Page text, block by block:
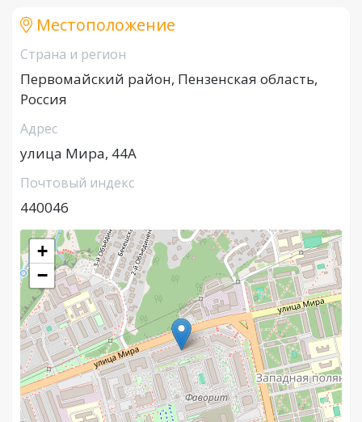
Местоположение
Страна и регион
Первомайский район, Пензенская область,
Россия
Адрес
улица Мира, 44А
Почтовый индекс
440046
+
−